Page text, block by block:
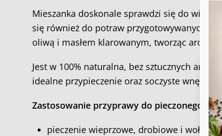
do
Mieszanka doskonale sprawdzi się do
się również do potraw przygotowywanych w
oliwą i masłem klarowanym, tworząc
Jest w 100% naturalna, bez sztucznych
idealne przypieczenie oraz soczyste
Zastosowanie przyprawy do pieczonego
pieczenie wieprzowe, drobiowe i wołowe